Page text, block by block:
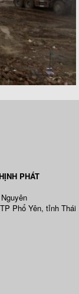
PHÁT
Phổ Yên, tỉnh Thái